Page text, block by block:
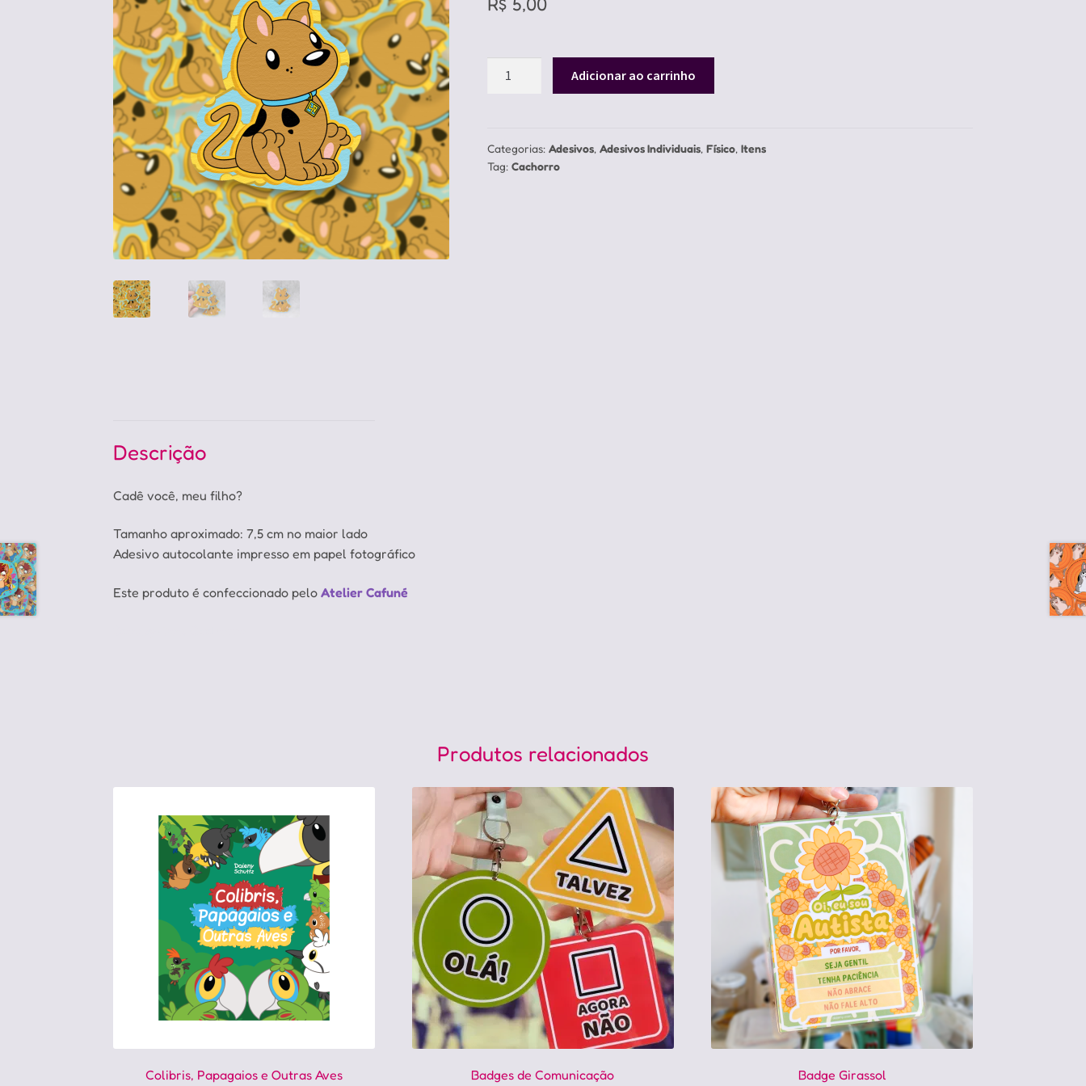
Adicionar ao carrinho
Categorias: Adesivos, Adesivos Individuais, Físico, Itens
Tag: Cachorro
Descrição
Cadê você, meu filho?
Tamanho aproximado: 7,5 cm no maior lado
Adesivo autocolante impresso em papel fotográfico
Este produto é confeccionado peloAtelier Cafuné
Produtos relacionados
Colibris, Papagaios e Outras Aves Badges de Comunicação Badge Girassol